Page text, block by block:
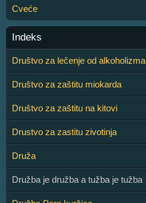
Cveće
Indeks
Društvo za lečenje od alkoholizma
Društvo za zaštitu miokarda
Društvo za zaštitu na kitovi
Drustvo za zastitu zivotinja
Druža
Družba je družba a tužba je tužba